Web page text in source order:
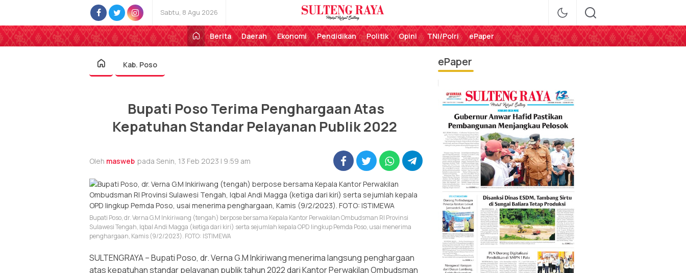
Sabtu, 8 Agu 2026
Sulteng Raya
Perekat Rakyat Sulteng
Berita
Daerah Ekonomi Pendidikan Politik Opini TNI/Polri ePaper
Kab. Poso
Bupati Poso Terima Penghargaan Atas
Kepatuhan Standar Pelayanan Publik 2022
Oleh masweb pada Senin, 13 Feb 2023 | 9:59 am
Bupati Poso, dr. Verna G.M Inkiriwang (tengah) berpose bersama Kepala Kantor Perwakilan Ombudsman RI Provinsi
Sulawesi Tengah, Iqbal Andi Magga (ketiga dari kiri) serta sejumlah kepala OPD lingkup Pemda Poso, usai menerima
penghargaan, Kamis (9/2/2023). FOTO: ISTIMEWA
SULTENGRAYA – Bupati Poso, dr. Verna G.M Inkiriwang menerima langsung penghargaan
atas kepatuhan standar pelayanan publik tahun 2022 dari Kantor Perwakilan Ombudsman
ePaper